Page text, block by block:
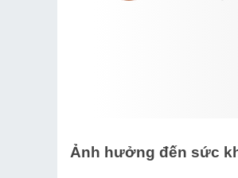
Ảnh hưởng đến sức